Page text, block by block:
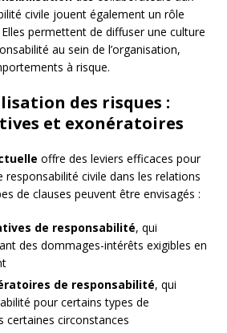
civile jouent également un rôle
permettent de diffuser une culture
au sein de l’organisation,
à risque.
des risques :
et exonératoires
offre des leviers efficaces pour
responsabilité civile dans les relations
de clauses peuvent être envisagés :
de responsabilité, qui
des dommages-intérêts exigibles en
de responsabilité, qui
pour certains types de
certaines circonstances